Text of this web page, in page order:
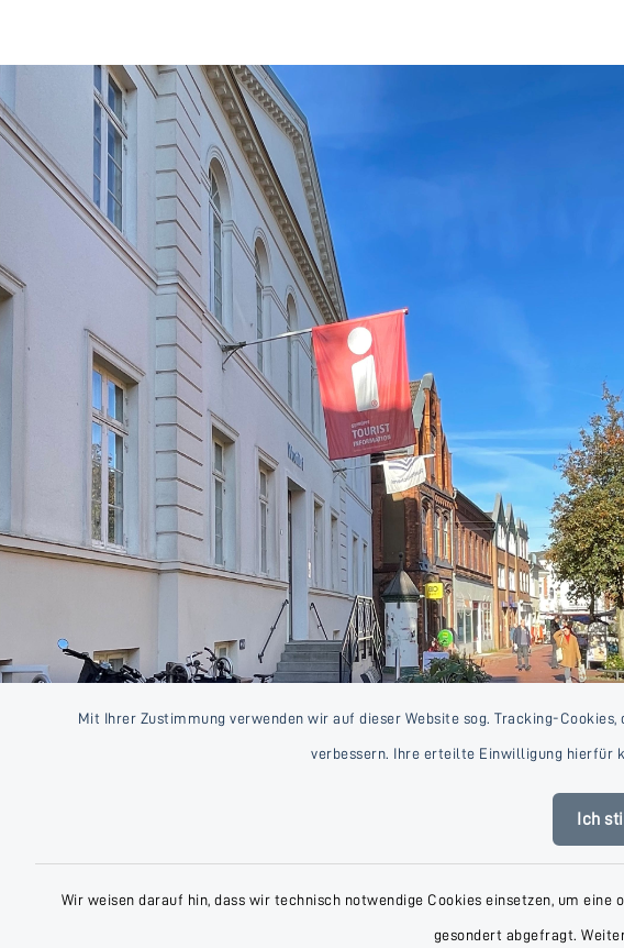
Mit Ihrer Zustimmung verwenden wir auf dieser Website sog. Tracking-
verbessern. Ihre erteilte Einwilligung hierfür
Ich
Wir weisen darauf hin, dass wir technisch notwendige Cookies einsetzen, um
gesondert abgefragt.